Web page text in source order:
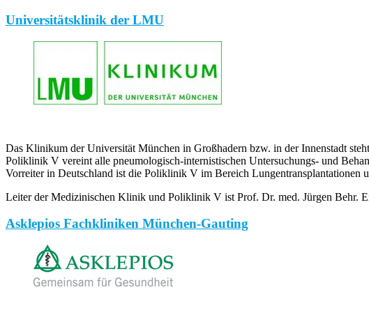
Universitätsklinik der LMU
Das Klinikum der Universität München in Großhadern bzw. in der Innenstadt
Poliklinik V vereint alle pneumologisch-internistischen Untersuchungs- und
Vorreiter in Deutschland ist die Poliklinik V im Bereich Lungentransplantationen
Leiter der Medizinischen Klinik und Poliklinik V ist Prof. Dr. med. Jürgen Behr.
Asklepios Fachkliniken München-Gauting